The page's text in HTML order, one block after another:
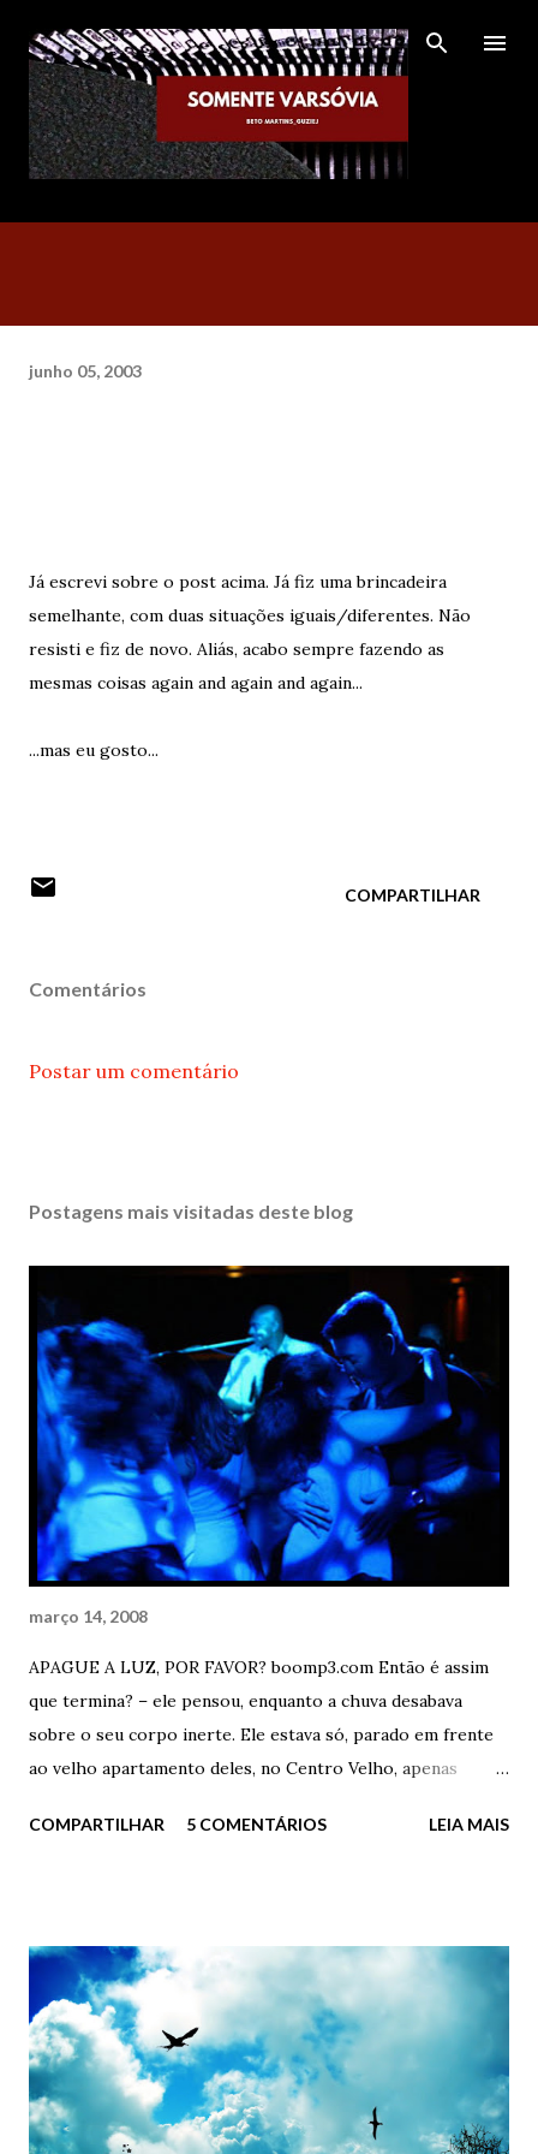
Pular para o conteúdo principal
junho 05, 2003
Já escrevi sobre o post acima. Já fiz uma brincadeira
semelhante, com duas situações iguais/diferentes. Não
resisti e fiz de novo. Aliás, acabo sempre fazendo as
mesmas coisas again and again and again...
...mas eu gosto...
COMPARTILHAR
Comentários
Postar um comentário
Postagens mais visitadas deste blog
março 14, 2008
APAGUE A LUZ, POR FAVOR? boomp3.com Então é assim
que termina? – ele pensou, enquanto a chuva desabava
sobre o seu corpo inerte. Ele estava só, parado em frente
ao velho apartamento deles, no Centro Velho, apenas
aqui, parado como um imbecil na frente da minha ex-casa,
Senhor aí, parado na “trovoada”. - Não, obrigado Carlos. Já
estou indo – ele respondeu, seco – Já estou indo. Ficou em
silêncio por alguns instantes, apenas sentindo o sabor das
lágrimas e da chuva. Após tentar acender um cigarro
molhado, virou e foi embora de vez daquele lugar. E foi
embora para sempre do único lugar em que ele foi, por
COMPARTILHAR 5 COMENTÁRIOS LEIA MAIS